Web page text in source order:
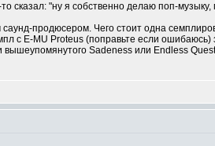
сказал: "ну я собственно делаю поп-
продюсером. Чего стоит одна
с E-MU Proteus (поправьте если
Sadeness или Endless